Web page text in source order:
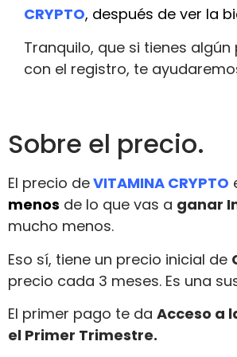
CRYPTO, después de ver la
Tranquilo, que si tienes
con el registro, te
Sobre el precio.
El precio deVITAMINA CRYPTO
menos de lo que vas a ganar
mucho menos.
Eso sí, tiene un precio inicial de
precio cada 3 meses. Es una
El primer pago te da Acceso a
el Primer Trimestre.